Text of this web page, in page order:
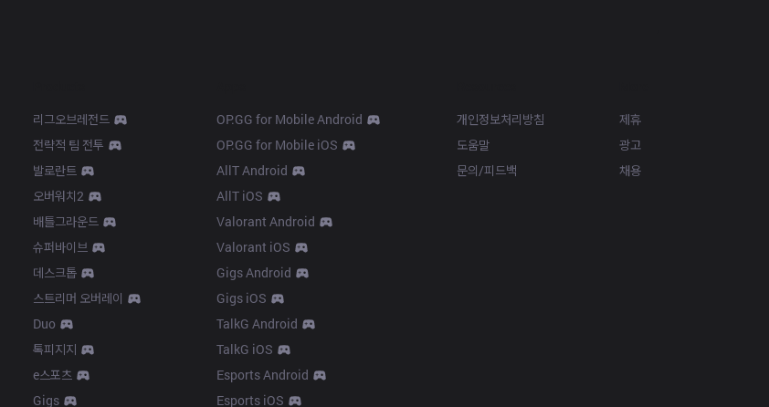
리그오브레전드
전략적 팀 전투
발로란트
오버워치2
배틀그라운드
슈퍼바이브
데스크톱
스트리머 오버레이
Duo
톡피지지
e스포츠
Gigs
OP.GG for Mobile Android
OP.GG for Mobile iOS
AllT Android
AllT iOS
Valorant Android
Valorant iOS
Gigs Android
Gigs iOS
TalkG Android
TalkG iOS
Esports Android
Esports iOS
개인정보처리방침
도움말
문의/피드백
제휴
광고
채용